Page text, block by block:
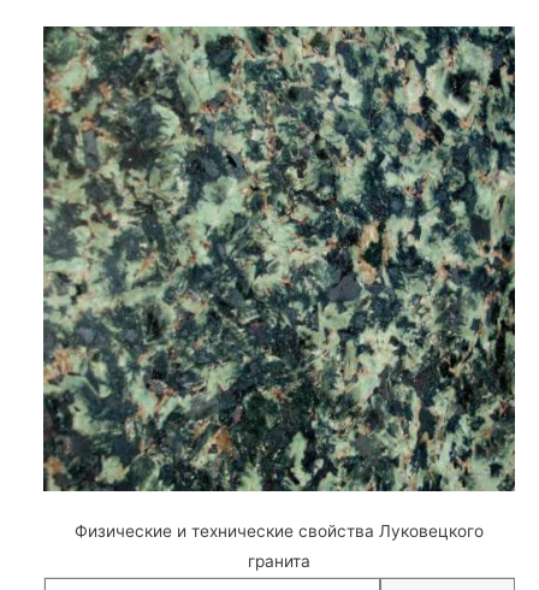
Физические и технические свойства Луковецкого
гранита